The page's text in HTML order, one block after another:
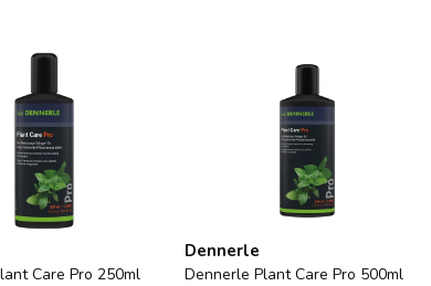
Care Pro 250ml
Dennerle
Dennerle Plant Care Pro 500ml